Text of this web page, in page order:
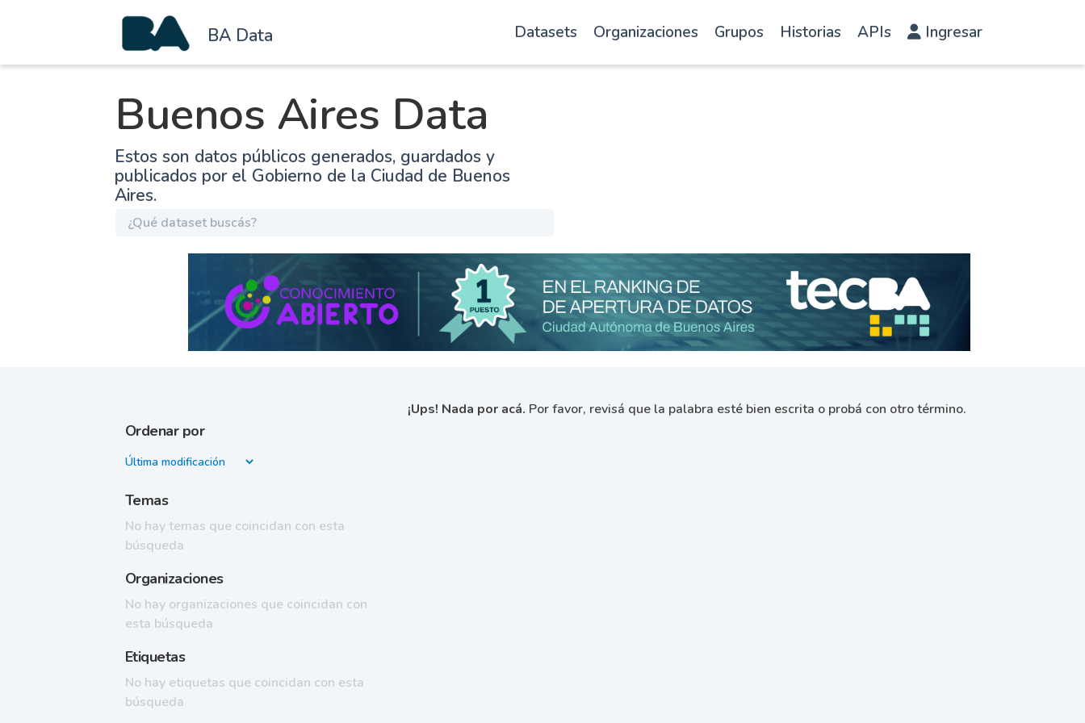
BA Data Datasets Organizaciones Grupos Historias APIs Ingresar
Buenos Aires Data
Estos son datos públicos generados, guardados y
publicados por el Gobierno de la Ciudad de Buenos
Aires.
Ordenar por
Temas
No hay temas que coincidan con esta
búsqueda
Organizaciones
No hay organizaciones que coincidan con
esta búsqueda
Etiquetas
No hay etiquetas que coincidan con esta
búsqueda
¡Ups! Nada por acá. Por favor, revisá que la palabra esté bien escrita o probá con otro término.